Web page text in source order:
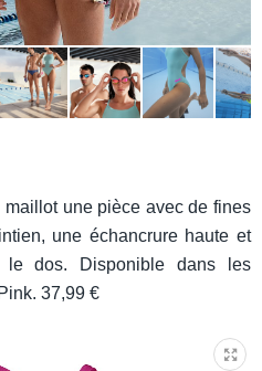
maillot une pièce avec de fines
une échancrure haute et
le dos. Disponible dans les
37,99 €